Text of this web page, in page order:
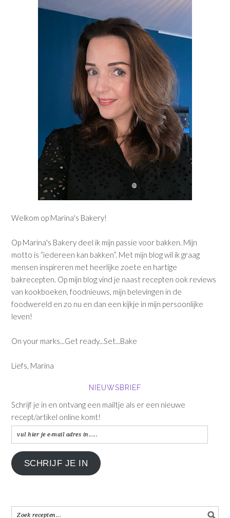
Welkom op Marina's Bakery!
Op Marina's Bakery deel ik mijn passie voor bakken. Mijn
motto is “iedereen kan bakken”. Met mijn blog wil ik graag
mensen inspireren met heerlijke zoete en hartige
bakrecepten. Op mijn blog vind je naast recepten ook reviews
van kookboeken, foodnieuws, mijn belevingen in de
foodwereld en zo nu en dan een kijkje in mijn persoonlijke
leven!
On your marks...Get ready...Set...Bake
Liefs, Marina
NIEUWSBRIEF
Schrijf je in en ontvang een mailtje als er een nieuwe
recept/artikel online komt!
vul
hier
je
e-
in.....
SCHRIJF JE IN